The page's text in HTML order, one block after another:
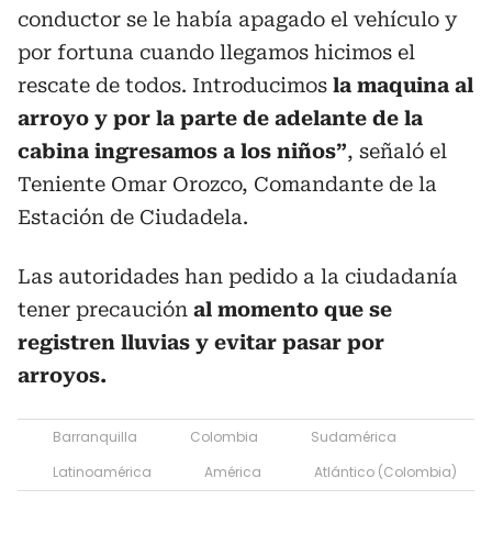
conductor se le había apagado el vehículo y
por fortuna cuando llegamos hicimos el
rescate de todos. Introducimos la maquina al
arroyo y por la parte de adelante de la
cabina ingresamos a los niños”, señaló el
Teniente Omar Orozco, Comandante de la
Estación de Ciudadela.
Las autoridades han pedido a la ciudadanía
tener precaución al momento que se
registren lluvias y evitar pasar por
arroyos.
Barranquilla Colombia
Sudamérica
Latinoamérica
América Atlántico (Colombia)